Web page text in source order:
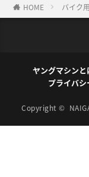
HOME バイク
ヤングマシンと
プライバ
Copyright ©